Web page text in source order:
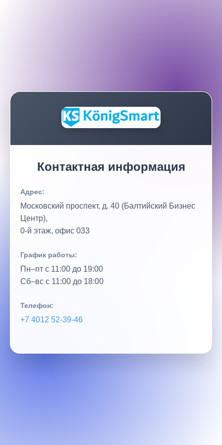
Контактная информация
Адрес:
Московский проспект, д. 40 (Балтийский Бизнес
Центр),
0‑й этаж, офис 033
График работы:
Пн–пт с 11:00 до 19:00
Сб–вс с 11:00 до 18:00
Телефон:
+7 4012 52‑39‑46